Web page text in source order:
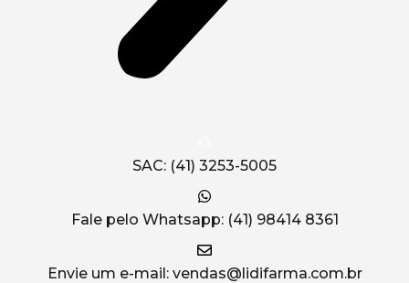
SAC: (41) 3253-5005
Fale pelo Whatsapp: (41) 98414 8361
Envie um e-mail: vendas@lidifarma.com.br